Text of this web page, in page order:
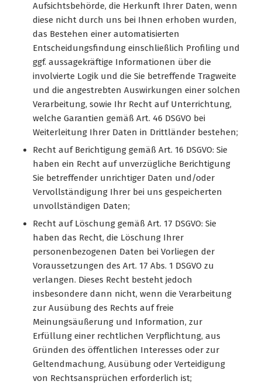
Aufsichtsbehörde, die Herkunft Ihrer Daten, wenn
diese nicht durch uns bei Ihnen erhoben wurden,
das Bestehen einer automatisierten
Entscheidungsfindung einschließlich Profiling und
ggf. aussagekräftige Informationen über die
involvierte Logik und die Sie betreffende Tragweite
und die angestrebten Auswirkungen einer solchen
Verarbeitung, sowie Ihr Recht auf Unterrichtung,
welche Garantien gemäß Art. 46 DSGVO bei
Weiterleitung Ihrer Daten in Drittländer bestehen;
Recht auf Berichtigung gemäß Art. 16 DSGVO: Sie
haben ein Recht auf unverzügliche Berichtigung
Sie betreffender unrichtiger Daten und/oder
Vervollständigung Ihrer bei uns gespeicherten
unvollständigen Daten;
Recht auf Löschung gemäß Art. 17 DSGVO: Sie
haben das Recht, die Löschung Ihrer
personenbezogenen Daten bei Vorliegen der
Voraussetzungen des Art. 17 Abs. 1 DSGVO zu
verlangen. Dieses Recht besteht jedoch
insbesondere dann nicht, wenn die Verarbeitung
zur Ausübung des Rechts auf freie
Meinungsäußerung und Information, zur
Erfüllung einer rechtlichen Verpflichtung, aus
Gründen des öffentlichen Interesses oder zur
Geltendmachung, Ausübung oder Verteidigung
von Rechtsansprüchen erforderlich ist;